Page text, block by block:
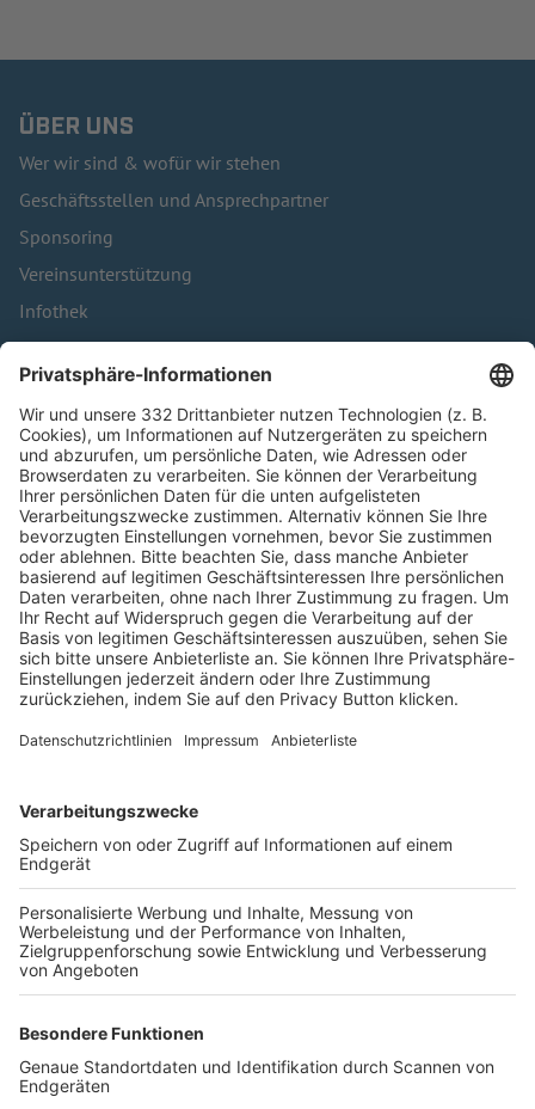
ÜBER UNS
Wer wir sind & wofür wir stehen
Geschäftsstellen und Ansprechpartner
Sponsoring
Vereinsunterstützung
Infothek
Kontakt
HÄUFIG BESUCHTE SEITEN
Pässe und Vereinswechsel
Trainerausbildung
Schulungsangebot Vereinsmitarbeiter
BFV-Geschäftsstellen
Trainerbörse
Login SpielPlus
FOLGE DEM BFV
TOP-VEREINE
TOP-PARTNER